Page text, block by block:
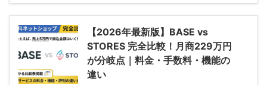
【2026年最新版】BASE vs
STORES 完全比較！月商229万円
が分岐点｜料金・手数料・機能の
違い